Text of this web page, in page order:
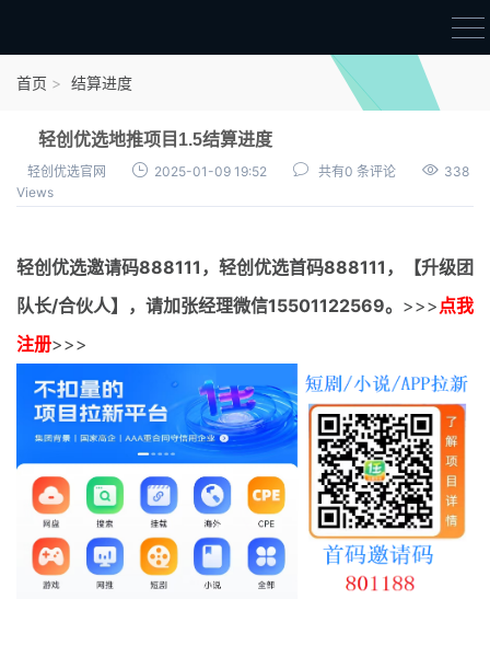
结算进度
团队长扶持
充场项目报价
无人直播
电商入门
最新通知
项目介绍
首页 结算进度
轻创优选地推项目1.5结算进度
轻创优选官网 2025-01-09 19:52 共有0 条评论
338
Views
轻创优选邀请码888111， 轻创优选首码888111，【升级团
队长/合伙人】，请加张经理微信15501122569。 >>>点我
注册>>>